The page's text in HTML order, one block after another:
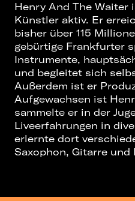
Henry And The Waiter
Künstler aktiv. Er
bisher über 115
gebürtige Frankfurter
Instrumente,
und begleitet sich
Außerdem ist er
Aufgewachsen ist
sammelte er in der
Liveerfahrungen in
erlernte dort
Saxophon, Gitarre und